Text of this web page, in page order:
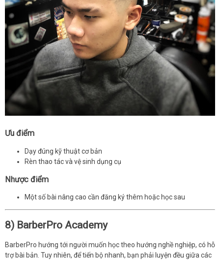
Ưu điểm
Dạy đúng kỹ thuật cơ bản
Rèn thao tác và vệ sinh dụng cụ
Nhược điểm
Một số bài nâng cao cần đăng ký thêm hoặc học sau
8) BarberPro Academy
BarberPro hướng tới người muốn học theo hướng nghề nghiệp, có hỗ
trợ bài bản. Tuy nhiên, để tiến bộ nhanh, bạn phải luyện đều giữa các